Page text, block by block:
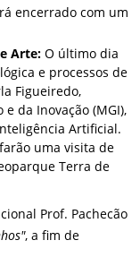
encerrado com um
Arte: O último dia
e processos de
Figueiredo,
da Inovação (MGI),
Artificial.
uma visita de
Terra de
Prof. Pachecão
, a fim de